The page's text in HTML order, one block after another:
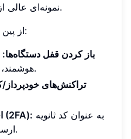
نمونه‌ای عالی از استفاده صحیح از پین است.
از پین برای موارد زیر استفاده کنید:
باز کردن قفل دستگاه‌ها:
هوشمند، تبلت‌ها و برخی رایانه‌ها.
تراکنش‌های
احراز هویت دو مرحله‌ای (2FA):
ارسال شده به دستگاه شما.